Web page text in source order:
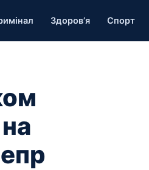
Здоров’я Спорт